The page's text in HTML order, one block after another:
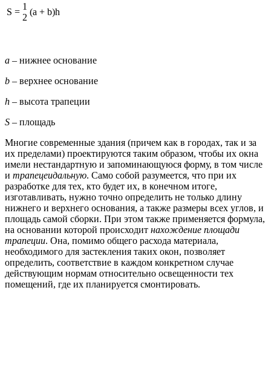
S =
1
2
(a + b)h
a – нижнее основание
b – верхнее основание
h – высота трапеции
S – площадь
Многие современные здания (причем как в городах, так и за
их пределами) проектируются таким образом, чтобы их окна
имели нестандартную и запоминающуюся форму, в том числе
и трапецеидальную. Само собой разумеется, что при их
разработке для тех, кто будет их, в конечном итоге,
изготавливать, нужно точно определить не только длину
нижнего и верхнего основания, а также размеры всех углов, и
площадь самой сборки. При этом также применяется формула,
на основании которой происходит нахождение площади
трапеции. Она, помимо общего расхода материала,
необходимого для застекления таких окон, позволяет
определить, соответствие в каждом конкретном случае
действующим нормам относительно освещенности тех
помещений, где их планируется смонтировать.